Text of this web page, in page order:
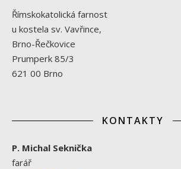
Římskokatolická farnost
u kostela sv. Vavřince,
Brno-Řečkovice
Prumperk 85/3
621 00 Brno
KONTAKTY
P. Michal Seknička
farář